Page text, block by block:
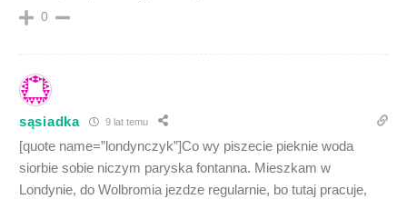
0
sąsiadka 9 lat temu
[quote name=”londynczyk”]Co wy piszecie pieknie woda
siorbie sobie niczym paryska fontanna. Mieszkam w
Londynie, do Wolbromia jezdze regularnie, bo tutaj pracuje,